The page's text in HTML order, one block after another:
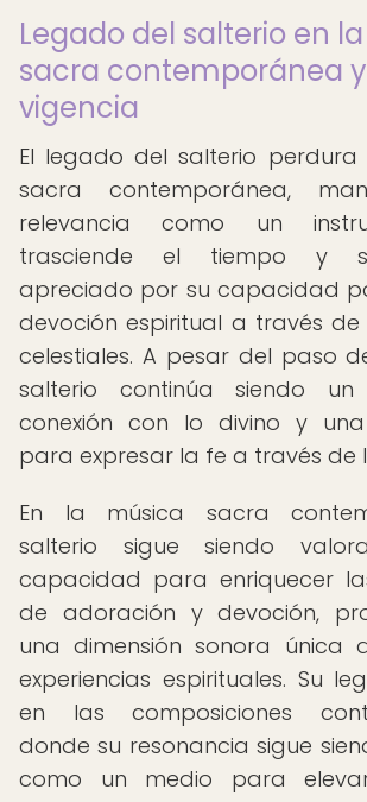
Legado del salterio en
sacra contemporánea
vigencia
El legado del salterio perdura
sacra contemporánea,
relevancia como un
trasciende el tiempo y
apreciado por su capacidad
devoción espiritual a través de
celestiales. A pesar del paso
salterio continúa siendo
conexión con lo divino y
para expresar la fe a través de
En la música sacra
salterio sigue siendo
capacidad para enriquecer
de adoración y devoción,
una dimensión sonora única
experiencias espirituales. Su
en las composiciones
donde su resonancia sigue
como un medio para